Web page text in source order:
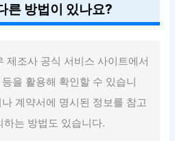
른 방법이 있나요?
제조사 공식 서비스 사이트에서
을 활용해 확인할 수 있습니
계약서에 명시된 정보를 참고
는 방법도 있습니다.